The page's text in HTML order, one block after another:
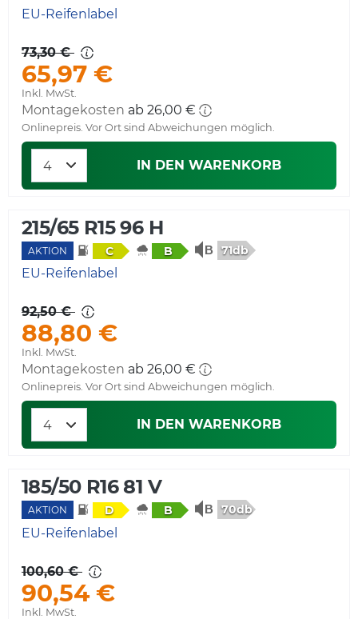
EU-Reifenlabel
73,30 €
65,97 €
Inkl. MwSt.
Montagekosten ab 26,00 €
Onlinepreis. Vor Ort sind Abweichungen möglich.
IN DEN WARENKORB
215/65 R15 96 H
AKTION C B 71db
EU-Reifenlabel
92,50 €
88,80 €
Inkl. MwSt.
Montagekosten ab 26,00 €
Onlinepreis. Vor Ort sind Abweichungen möglich.
IN DEN WARENKORB
185/50 R16 81 V
AKTION D B 70db
EU-Reifenlabel
100,60 €
90,54 €
Inkl. MwSt.